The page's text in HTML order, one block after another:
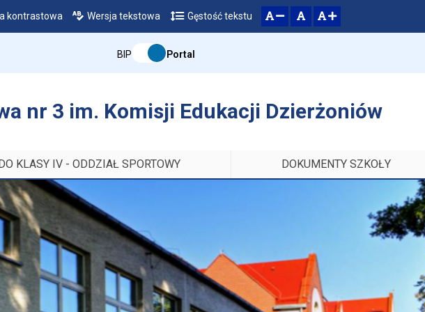
Przejdź do głównego menu
Przejdź do treści
Przejdź do mapy serwisu
kontrastowa Wersja tekstowa Gęstość tekstu
BIP Portal
nr 3 im. Komisji Edukacji Dzierżoniów
KLASY IV - ODDZIAŁ SPORTOWY DOKUMENTY SZKOŁY